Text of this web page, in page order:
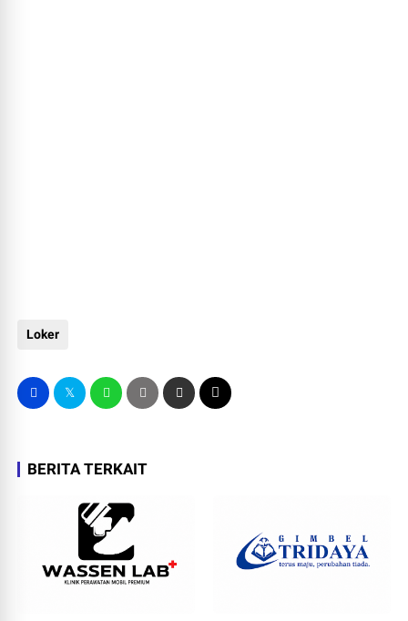
Loker
BERITA TERKAIT